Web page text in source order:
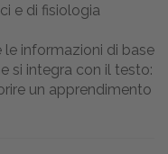
e di fisiologia
le informazioni di base
si integra con il testo:
un apprendimento